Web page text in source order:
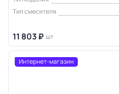
Тип смесителя
11 803 ₽ шт
Интернет-магазин